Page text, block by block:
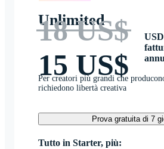
Unlimited
18 US$
15 US$
Per creatori più grandi che
richiedono libertà creativa
Prova gratuita di 7
Tutto in Starter, più: